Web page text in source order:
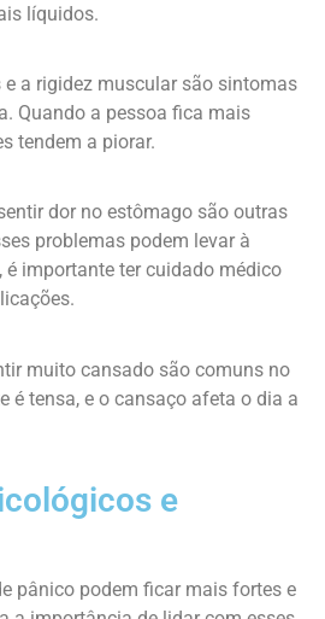
líquidos.
e a rigidez muscular são sintomas
Quando a pessoa fica mais
tendem a piorar.
dor no estômago são outras
problemas podem levar à
é importante ter cuidado médico
muito cansado são comuns no
é tensa, e o cansaço afeta o dia a
e
pânico podem ficar mais fortes e